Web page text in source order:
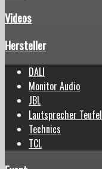
Videos
Hersteller
DALI
Monitor Audio
JBL
Lautsprecher Teufel
Technics
TCL